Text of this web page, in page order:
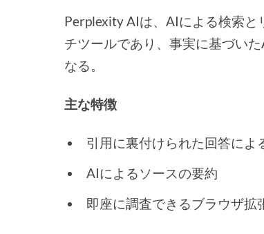
Perplexity AIは、AIによる検索と
チツールであり、事実に基づい
なる。
主な特徴
引用に裏付けられた回答によ
AIによるソースの要約
即座に調査できるブラウザ拡